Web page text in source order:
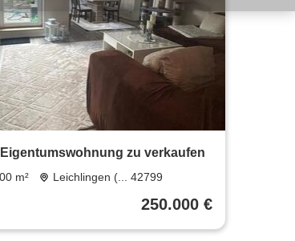
zu verkaufen
m² Leichlingen (... 42799
250.000 €